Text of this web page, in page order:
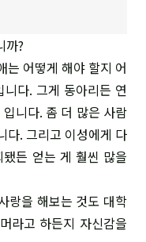
까?
는 어떻게 해야 할지 어
다. 그게 동아리든 연
니다. 좀 더 많은 사람
다. 그리고 이성에게 다
든 얻는 게 훨씬 많을
랑을 해보는 것도 대학
라고 하든지 자신감을